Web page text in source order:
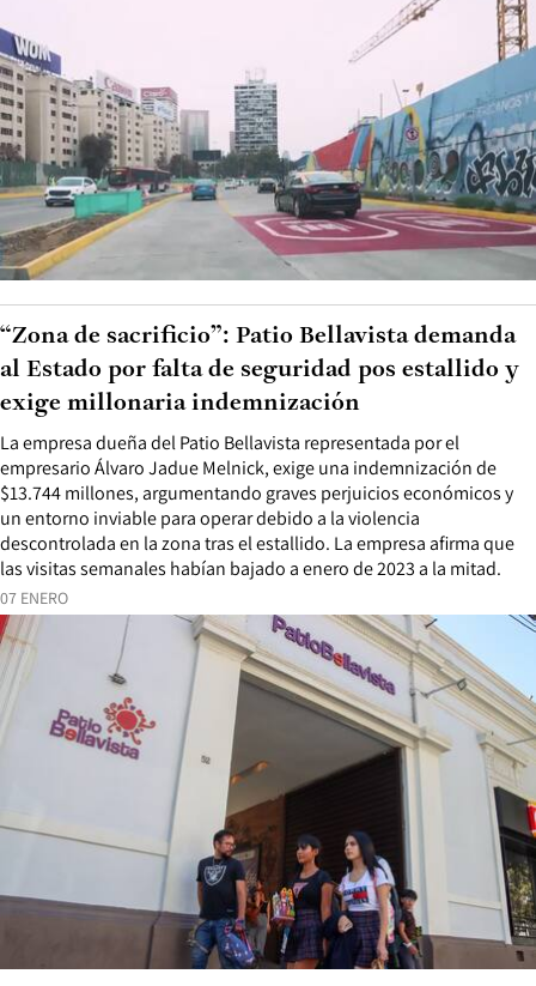
07 ENERO
La empresa dueña del Patio Bellavista representada por el
empresario Álvaro Jadue Melnick, exige una indemnización de
$13.744 millones, argumentando graves perjuicios económicos y
un entorno inviable para operar debido a la violencia
descontrolada en la zona tras el estallido. La empresa afirma que
las visitas semanales habían bajado a enero de 2023 a la mitad.
“Zona de sacrificio”: Patio Bellavista demanda
al Estado por falta de seguridad pos estallido y
exige millonaria indemnización